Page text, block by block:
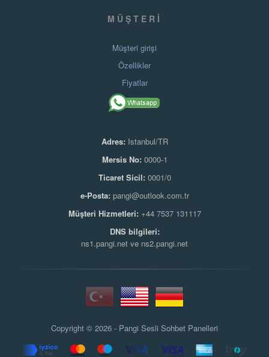
MÜŞTERI
Müşteri girişi
Özellikler
Fiyatlar
Adres:Istanbul/TR
Mersis No:0000-1
Ticaret Sicil:0001/0
e-Posta:pangi@outlook.com.tr
Müşteri Hizmetleri:+44 7537 131117
DNS bilgileri:
ns1.pangi.net ve ns2.pangi.net
Copyright © 2026 - Pangi Sesli Sohbet Panelleri